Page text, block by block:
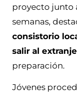
proyecto junto
semanas,
consistorio
salir al
preparación.
Jóvenes